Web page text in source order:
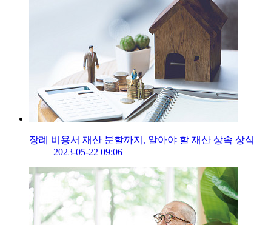
장례 비용서 재산 분할까지, 알아야 할 재산 상속 상식
2023-05-22 09:06